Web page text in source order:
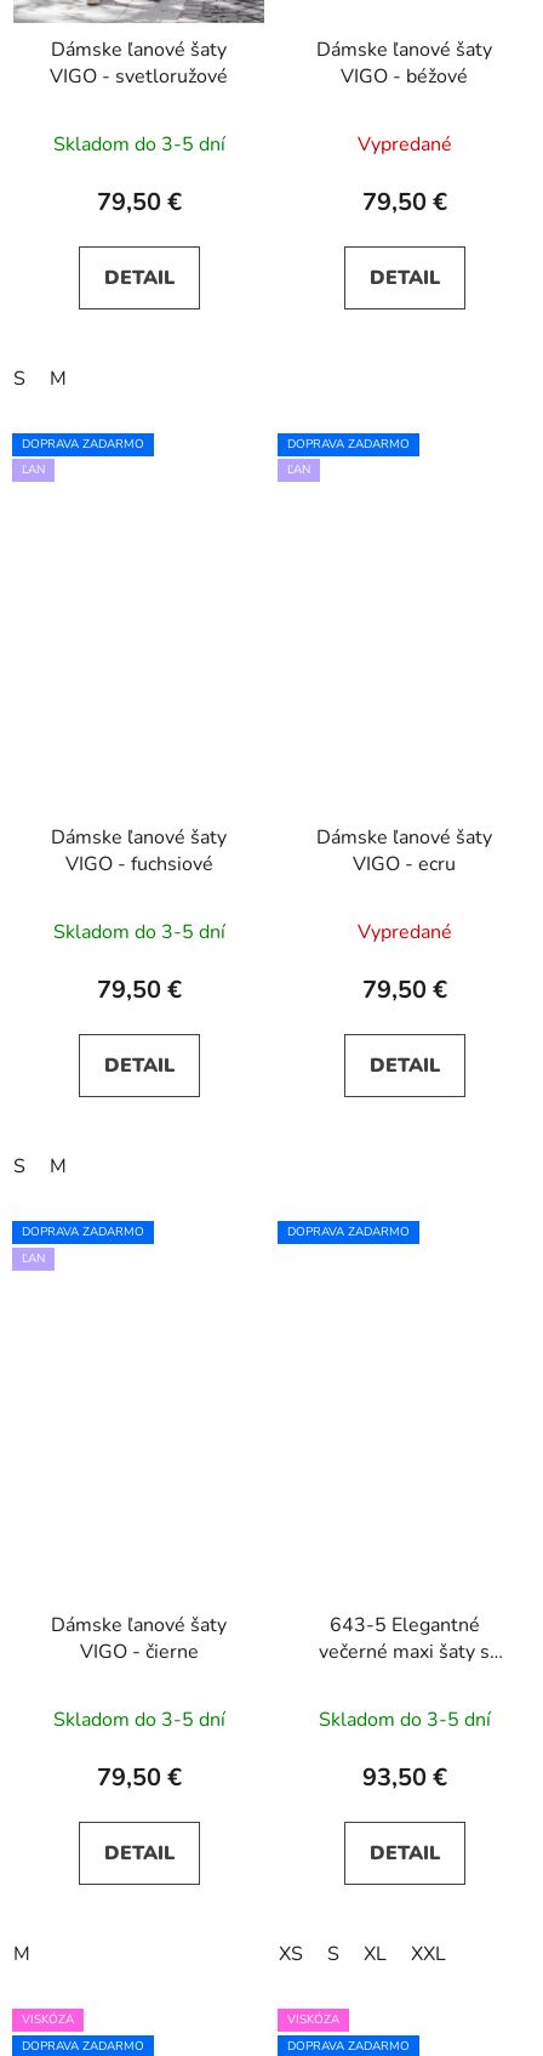
Dámske ľanové šaty
VIGO - svetloružové
Skladom do 3-5 dní
79,50 €
DETAIL
S M
Dámske ľanové šaty
VIGO - béžové
Vypredané
79,50 €
DETAIL
DOPRAVA ZADARMO
ĽAN
Dámske ľanové šaty
VIGO - fuchsiové
Skladom do 3-5 dní
79,50 €
DETAIL
S M
DOPRAVA ZADARMO
ĽAN
Dámske ľanové šaty
VIGO - ecru
Vypredané
79,50 €
DETAIL
DOPRAVA ZADARMO
ĽAN
Dámske ľanové šaty
VIGO - čierne
Skladom do 3-5 dní
79,50 €
DETAIL
M
DOPRAVA ZADARMO
643-5 Elegantné
večerné maxi šaty s
maslová žltá
Skladom do 3-5 dní
93,50 €
DETAIL
XS S XL XXL
VISKÓZA
DOPRAVA ZADARMO
VISKÓZA
DOPRAVA ZADARMO